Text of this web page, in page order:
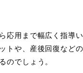
応用まで幅広く指導い
トや、産後回復など
のでしょう。